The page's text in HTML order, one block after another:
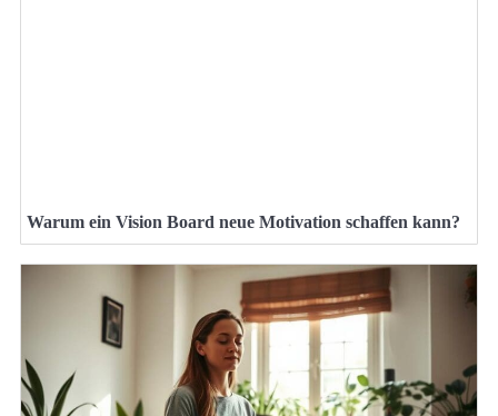
Warum ein Vision Board neue Motivation schaffen kann?